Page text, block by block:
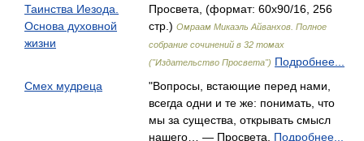
Таинства Иезода.
Основа духовной
жизни
Просвета, (формат: 60x90/16, 256
стр.) Омраам Микаэль Айванхов. Полное
собрание сочинений в 32 томах
("Издательство Просвета") Подробнее...
Смех мудреца
"Вопросы, встающие перед нами,
всегда одни и те же: понимать, что
мы за существа, открывать смысл
нашего… — Просвета, Подробнее...